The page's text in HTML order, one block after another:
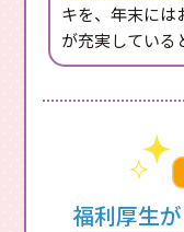
キを、年末には
が充実している
福利厚生